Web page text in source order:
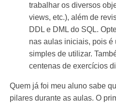
trabalhar os diversos
views, etc.), além de
DDL e DML do SQL.
nas aulas iniciais, pois
simples de utilizar.
centenas de exercícios
Quem já foi meu aluno sabe
pilares durante as aulas. O